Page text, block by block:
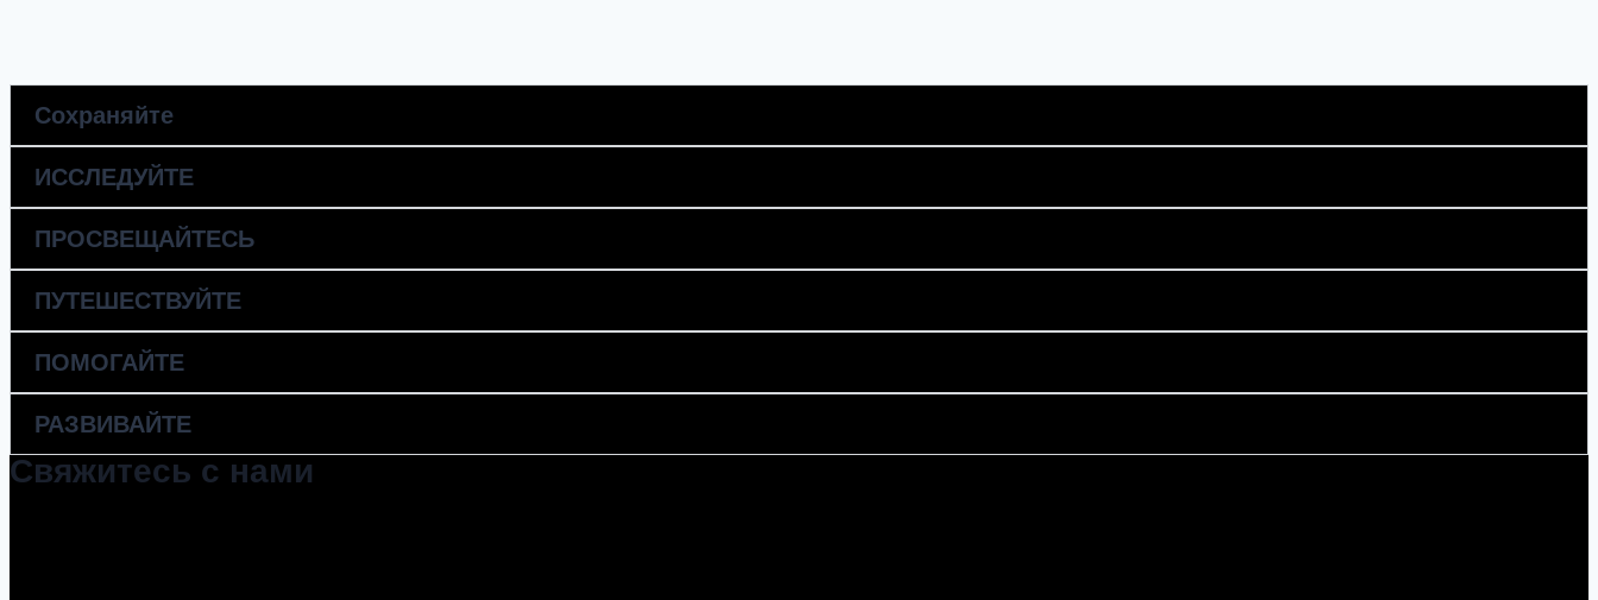
Сохраняйте
ИССЛЕДУЙТЕ
ПРОСВЕЩАЙТЕСЬ
ПУТЕШЕСТВУЙТЕ
ПОМОГАЙТЕ
РАЗВИВАЙТЕ
Свяжитесь с нами